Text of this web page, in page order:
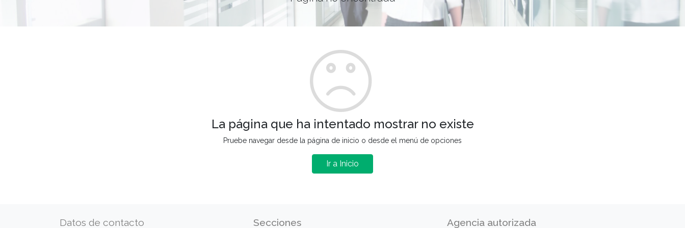
La página que ha intentado mostrar no existe
Pruebe navegar desde la página de inicio o desde el menú de opciones
Ir a Inicio
Datos de contacto Secciones Agencia autorizada